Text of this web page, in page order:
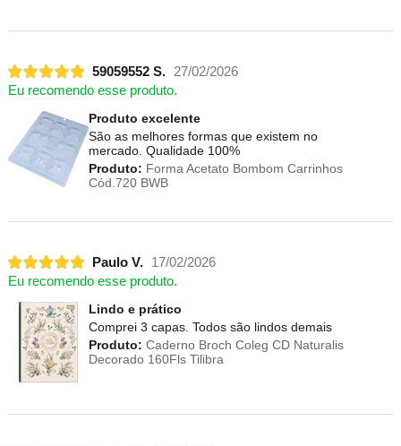
59059552 S.
27/02/2026
Eu recomendo esse produto.
Produto excelente
São as melhores formas que existem no
mercado. Qualidade 100%
Produto: Forma Acetato Bombom Carrinhos
Cód.720 BWB
Paulo V.
17/02/2026
Eu recomendo esse produto.
Lindo e prático
Comprei 3 capas. Todos são lindos demais
Produto: Caderno Broch Coleg CD Naturalis
Decorado 160Fls Tilibra